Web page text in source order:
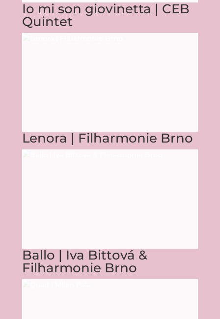
Io mi son giovinetta | CEB
Quintet
Lenora | Filharmonie Brno
Ballo | Iva Bittová &
Filharmonie Brno